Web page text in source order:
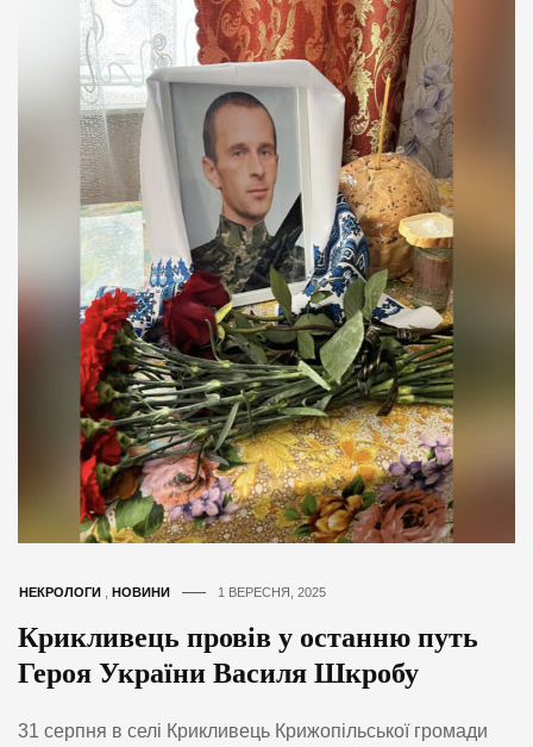
НЕКРОЛОГИ НОВИНИ 1 ВЕРЕСНЯ, 2025
Крикливець провів у останню путь
Героя України Василя Шкробу
31 серпня в селі Крикливець Крижопільської громади